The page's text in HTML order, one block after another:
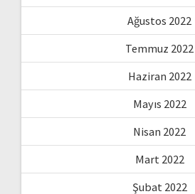
Ağustos 2022
Temmuz 2022
Haziran 2022
Mayıs 2022
Nisan 2022
Mart 2022
Şubat 2022